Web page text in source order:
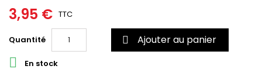
3,95 € TTC
Quantité  Ajouter au panier
 En stock